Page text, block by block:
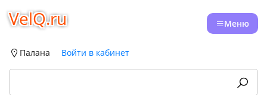
VelQ.ru Меню
Палана Войти в кабинет